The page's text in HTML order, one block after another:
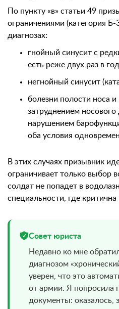
По пункту «в» статьи 49
ограничениями (категория
диагнозах:
гнойный синусит с
есть реже двух раз в
негнойный синусит
болезни полости носа
затруднением
нарушением
оба условия
В этих случаях призывник
ограничивает только выбор
солдат не попадет в
специальности, где критична
Совет юриста
Недавно ко мне
диагнозом
уверен, что это
от армии. Я попросила
документы: оказалось,